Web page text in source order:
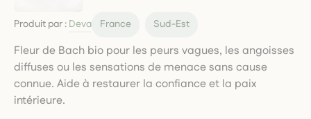
Produit par : Deva France Sud-Est
Fleur de Bach bio pour les peurs vagues, les angoisses
diffuses ou les sensations de menace sans cause
connue. Aide à restaurer la confiance et la paix
intérieure.